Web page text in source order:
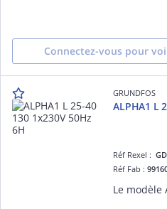
Connectez-vous pour
GRUNDFOS
ALPHA1 L
Réf Rexel :
Réf Fab :